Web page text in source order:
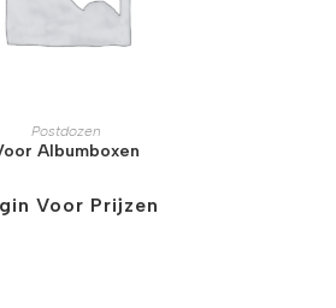
Postdozen
Albumboxen
Voor Prijzen